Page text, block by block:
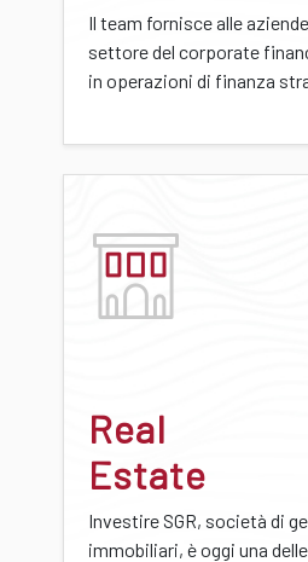
Il team fornisce alle
settore del corporate
in operazioni di finanza
Real
Estate
Investire SGR, società di
immobiliari, è oggi una